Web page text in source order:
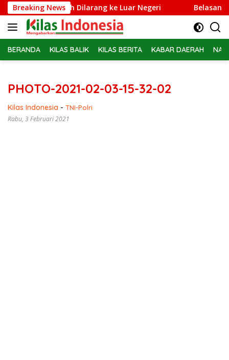
Langsung
ke
konten
Breaking News
Adriansyah Dilarang ke Luar Negeri Belasan PPPK
BERANDA KILAS BALIK KILAS BERITA KABAR DAERAH
PHOTO-2021-02-03-15-32-02
Kilas Indonesia - TNI-Polri
Rabu, 3 Februari 2021